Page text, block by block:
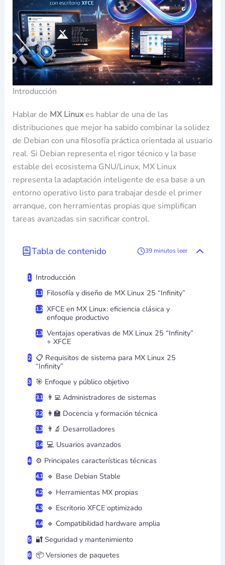
Introducción
Hablar de MX Linuxes hablar de una de las
distribuciones que mejor ha sabido combinar la solidez
de Debian con una filosofía práctica orientada al usuario
real. Si Debian representa el rigor técnico y la base
estable del ecosistema GNU/Linux, MX Linux
representa la adaptación inteligente de esa base a un
entorno operativo listo para trabajar desde el primer
arranque, con herramientas propias que simplifican
tareas avanzadas sin sacrificar control.
Tabla de contenido 39 minutos leer
Introducción
Filosofía y diseño de MX Linux 25 “Infinity”
XFCE en MX Linux: eficiencia clásica y
enfoque productivo
Ventajas operativas de MX Linux 25 “Infinity”
+ XFCE
📋 Requisitos de sistema para MX Linux 25
“Infinity”
🎯 Enfoque y público objetivo
👨‍💻 Administradores de sistemas
👩‍🏫 Docencia y formación técnica
👨‍🔬 Desarrolladores
💻 Usuarios avanzados
⚙️ Principales características técnicas
🔹 Base Debian Stable
🔹 Herramientas MX propias
🔹 Escritorio XFCE optimizado
🔹 Compatibilidad hardware amplia
🔐 Seguridad y mantenimiento
📦 Versiones de paquetes